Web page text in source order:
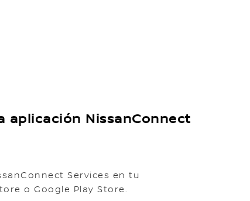
aplicación NissanConnect
Services en tu
o Google Play Store.